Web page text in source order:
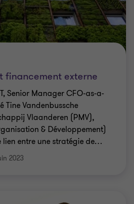
financement externe
Senior Manager CFO-as-a-
Tine Vandenbussche
Vlaanderen (PMV),
& Développement)
entre une stratégie de…
2023